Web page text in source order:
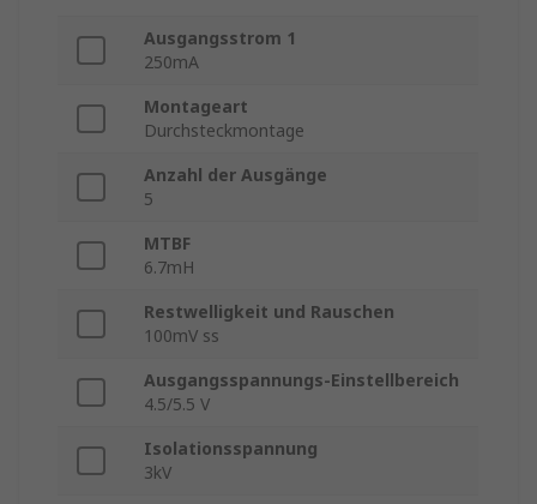
Ausgangsstrom 1
250mA
Montageart
Durchsteckmontage
Anzahl der Ausgänge
5
MTBF
6.7mH
Restwelligkeit und Rauschen
100mV ss
Ausgangsspannungs-Einstellbereich
4.5/5.5 V
Isolationsspannung
3kV